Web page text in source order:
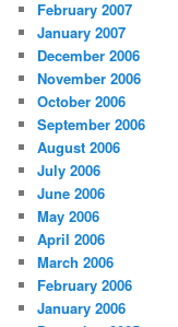
February 2007
January 2007
December 2006
November 2006
October 2006
September 2006
August 2006
July 2006
June 2006
May 2006
April 2006
March 2006
February 2006
January 2006